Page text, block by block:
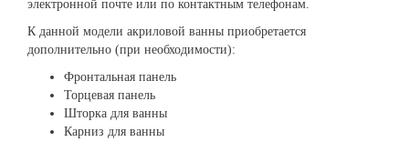
электронной почте или по контактным телефонам.
К данной модели акриловой ванны приобретается
дополнительно (при необходимости):
Фронтальная панель
Торцевая панель
Шторка для ванны
Карниз для ванны